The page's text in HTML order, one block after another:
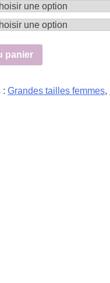
panier
: Grandes tailles femmes,